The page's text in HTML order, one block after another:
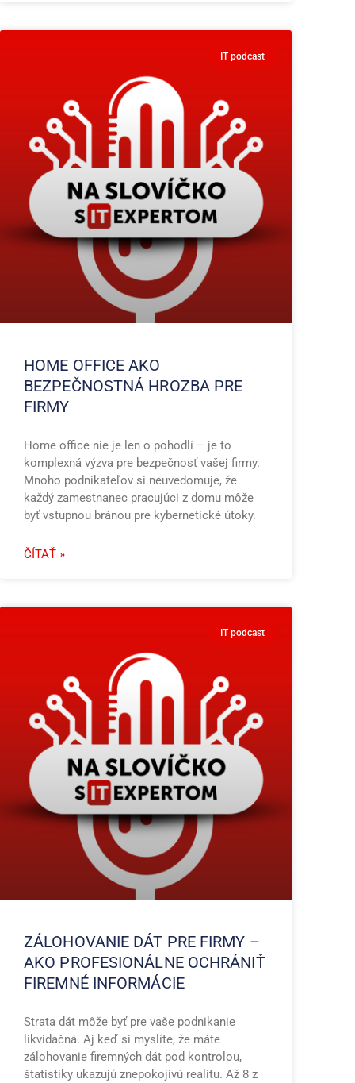
IT podcast
HOME OFFICE AKO
BEZPEČNOSTNÁ HROZBA PRE
FIRMY
Home office nie je len o pohodlí – je to
komplexná výzva pre bezpečnosť vašej firmy.
Mnoho podnikateľov si neuvedomuje, že
každý zamestnanec pracujúci z domu môže
byť vstupnou bránou pre kybernetické útoky.
ČÍTAŤ »
IT podcast
ZÁLOHOVANIE DÁT PRE FIRMY –
AKO PROFESIONÁLNE OCHRÁNIŤ
FIREMNÉ INFORMÁCIE
Strata dát môže byť pre vaše podnikanie
likvidačná. Aj keď si myslíte, že máte
zálohovanie firemných dát pod kontrolou,
štatistiky ukazujú znepokojivú realitu. Až 8 z